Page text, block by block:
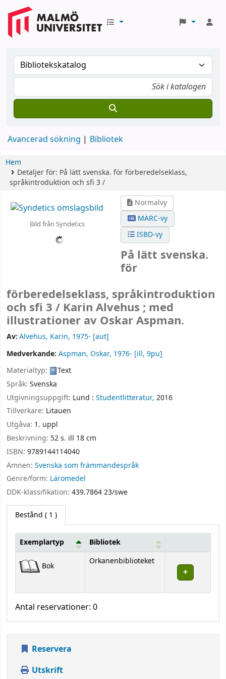
Avancerad sökning Bibliotek
Hem
Detaljer för: På lätt svenska. för förberedelseklass,
språkintroduktion och sfi 3 /
Bild från Syndetics
Normalvy
MARC-vy
ISBD-vy
På lätt svenska.
för
förberedelseklass, språkintroduktion
och sfi 3 / Karin Alvehus ; med
illustrationer av Oskar Aspman.
Av:Alvehus, Karin, 1975- [aut]
Medverkande: Aspman, Oskar, 1976- [ill, 9pu]
Materialtyp:
Text
Språk: Svenska
Utgivningsuppgift: Lund : Studentlitteratur, 2016
Tillverkare: Litauen
Utgåva: 1. uppl
Beskrivning: 52 s. ill 18 cm
ISBN: 9789144114040
Ämnen: Svenska som främmandespråk
Genre/form: Läromedel
DDK-klassifikation: 439.7864 23/swe
Bestånd ( 1 )
Bestånd
Exemplartyp Bibliotek
Bok Orkanenbiblioteket
Antal reservationer: 0
Reservera
Utskrift